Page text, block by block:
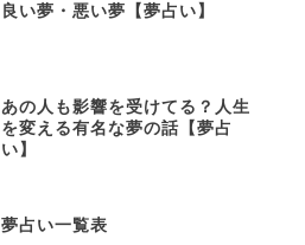
良い夢・悪い夢【夢占い】
あの人も影響を受けてる？人生
を変える有名な夢の話【夢占
い】
夢占い一覧表